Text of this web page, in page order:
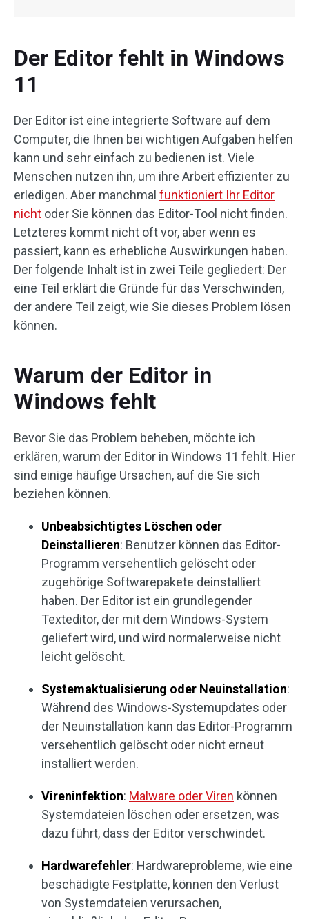
Der Editor fehlt in Windows
11
Der Editor ist eine integrierte Software auf dem
Computer, die Ihnen bei wichtigen Aufgaben helfen
kann und sehr einfach zu bedienen ist. Viele
Menschen nutzen ihn, um ihre Arbeit effizienter zu
erledigen. Aber manchmal funktioniert Ihr Editor
nicht oder Sie können das Editor-Tool nicht finden.
Letzteres kommt nicht oft vor, aber wenn es
passiert, kann es erhebliche Auswirkungen haben.
Der folgende Inhalt ist in zwei Teile gegliedert: Der
eine Teil erklärt die Gründe für das Verschwinden,
der andere Teil zeigt, wie Sie dieses Problem lösen
können.
Warum der Editor in
Windows fehlt
Bevor Sie das Problem beheben, möchte ich
erklären, warum der Editor in Windows 11 fehlt. Hier
sind einige häufige Ursachen, auf die Sie sich
beziehen können.
Unbeabsichtigtes Löschen oder
Deinstallieren: Benutzer können das Editor-
Programm versehentlich gelöscht oder
zugehörige Softwarepakete deinstalliert
haben. Der Editor ist ein grundlegender
Texteditor, der mit dem Windows-System
geliefert wird, und wird normalerweise nicht
leicht gelöscht.
Systemaktualisierung oder Neuinstallation:
Während des Windows-Systemupdates oder
der Neuinstallation kann das Editor-Programm
versehentlich gelöscht oder nicht erneut
installiert werden.
Vireninfektion: Malware oder Viren können
Systemdateien löschen oder ersetzen, was
dazu führt, dass der Editor verschwindet.
Hardwarefehler: Hardwareprobleme, wie eine
beschädigte Festplatte, können den Verlust
von Systemdateien verursachen,